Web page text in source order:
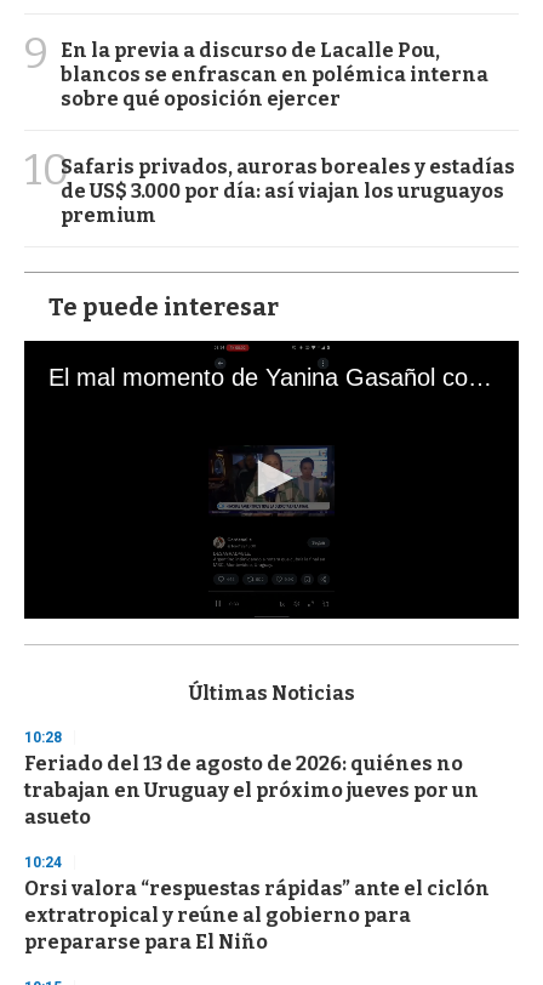
9
En la previa a discurso de Lacalle Pou,
blancos se enfrascan en polémica interna
sobre qué oposición ejercer
10Safaris privados, auroras boreales y estadías
de US$ 3.000 por día: así viajan los uruguayos
premium
Te puede interesar
El mal momento de Yanina Gasañol con un hincha argentino en "Subrayado"
s
d
s
o
f
3
s
e
c
o
n
d
s
Últimas Noticias
10:28
Feriado del 13 de agosto de 2026: quiénes no
trabajan en Uruguay el próximo jueves por un
asueto
10:24
Orsi valora “respuestas rápidas” ante el ciclón
extratropical y reúne al gobierno para
prepararse para El Niño